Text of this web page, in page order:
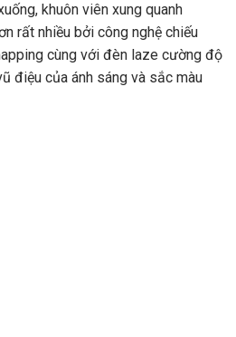
khuôn viên xung quanh
rất nhiều bởi công nghệ chiếu
cùng với đèn laze cường độ
điệu của ánh sáng và sắc màu